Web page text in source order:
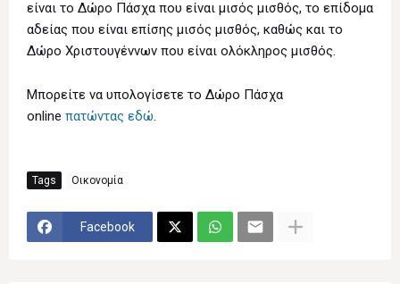
είναι το Δώρο Πάσχα που είναι μισός μισθός, το επίδομα
αδείας που είναι επίσης μισός μισθός, καθώς και το
Δώρο Χριστουγέννων που είναι ολόκληρος μισθός.
Μπορείτε να υπολογίσετε το Δώρο Πάσχα
online πατώντας εδώ.
Tags Οικονομία
Facebook